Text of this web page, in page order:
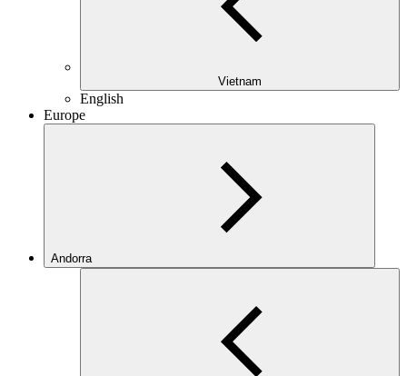
Vietnam
English
Europe
Andorra